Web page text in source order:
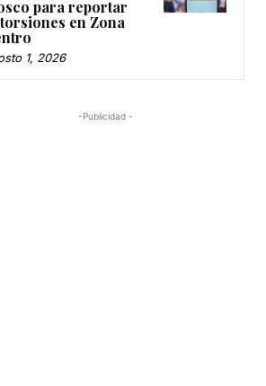
para reportar
en Zona
1, 2026
-Publicidad -